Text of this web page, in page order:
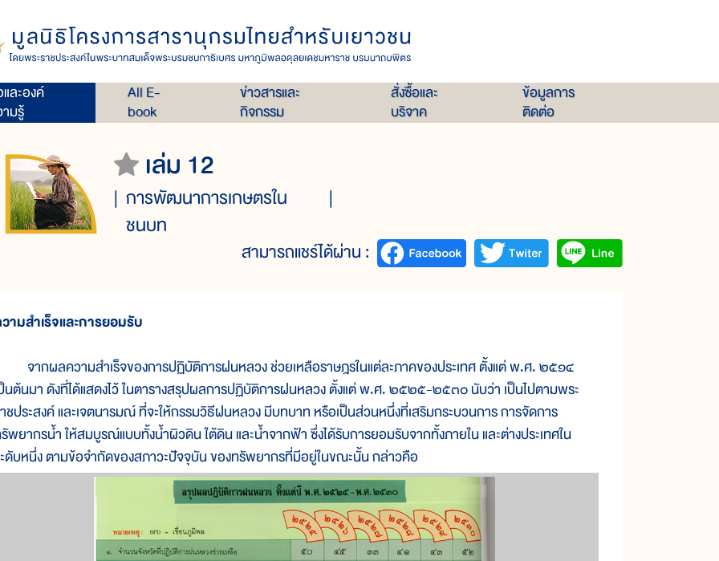
ละองค์
มรู้
All E-
book
ข่าวสารและ
กิจกรรม
สั่งซื้อและ
บริจาค
ข้อมูลการ
ติดต่อ
เล่ม 12
การพัฒนาการเกษตรใน
ชนบท
สามารถแชร์ได้ผ่าน :
ามสำเร็จและการยอมรับ
จากผลความสำเร็จของการปฏิบัติการฝนหลวง ช่วยเหลือราษฎรในแต่ละภาคของประเทศ ตั้งแต่ พ.ศ. ๒๕๑๔
นต้นมา ดังที่ได้แสดงไว้ ในตารางสรุปผลการปฏิบัติการฝนหลวง ตั้งแต่ พ.ศ. ๒๕๒๕-๒๕๓๐ นับว่า เป็นไปตามพระ
ชประสงค์ และเจตนารมณ์ ที่จะให้กรรมวิธีฝนหลวง มีบทบาท หรือเป็นส่วนหนึ่งที่เสริมกระบวนการ การจัดการ
พยากรน้ำ ให้สมบูรณ์แบบทั้งน้ำผิวดิน ใต้ดิน และน้ำจากฟ้า ซึ่งได้รับการยอมรับจากทั้งภายใน และต่างประเทศใน
ดับหนึ่ง ตามข้อจำกัดของสภาวะปัจจุบัน ของทรัพยากรที่มีอยู่ในขณะนั้น กล่าวคือ